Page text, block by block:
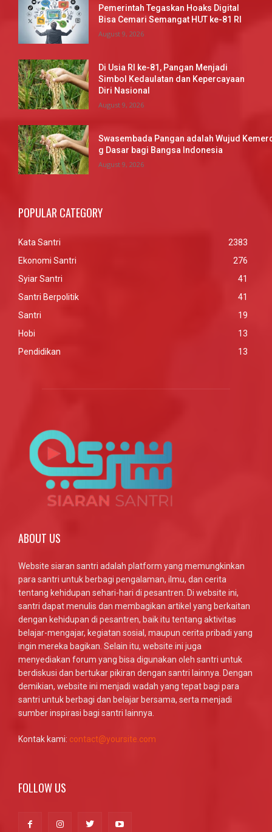
Pemerintah Tegaskan Hoaks Digital
Bisa Cemari Semangat HUT ke-81 RI
August 9, 2026
Di Usia RI ke-81, Pangan Menjadi
Simbol Kedaulatan dan Kepercayaan
Diri Nasional
August 9, 2026
Swasembada Pangan adalah Wujud
g Dasar bagi Bangsa Indonesia
August 9, 2026
POPULAR CATEGORY
Kata Santri
2383
Ekonomi Santri
276
Syiar Santri
41
Santri Berpolitik
41
Santri
19
Hobi
13
Pendidikan
13
ABOUT US
Website siaran santri adalah platform yang memungkinkan
para santri untuk berbagi pengalaman, ilmu, dan cerita
tentang kehidupan sehari-hari di pesantren. Di website ini,
santri dapat menulis dan membagikan artikel yang berkaitan
dengan kehidupan di pesantren, baik itu tentang aktivitas
belajar-mengajar, kegiatan sosial, maupun cerita pribadi yang
ingin mereka bagikan. Selain itu, website ini juga
menyediakan forum yang bisa digunakan oleh santri untuk
berdiskusi dan bertukar pikiran dengan santri lainnya. Dengan
demikian, website ini menjadi wadah yang tepat bagi para
santri untuk berbagi dan belajar bersama, serta menjadi
sumber inspirasi bagi santri lainnya.
Kontak kami: contact@yoursite.com
FOLLOW US